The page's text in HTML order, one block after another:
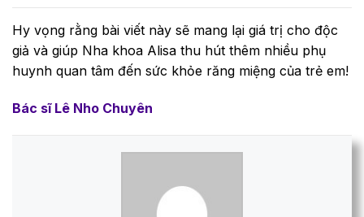
Hy vọng rằng bài viết này sẽ mang lại giá trị cho độc
giả và giúp Nha khoa Alisa thu hút thêm nhiều phụ
huynh quan tâm đến sức khỏe răng miệng của trẻ em!
Bác sĩ Lê Nho Chuyên